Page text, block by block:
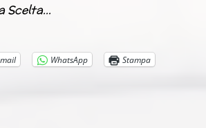
Scelta…
WhatsApp Stampa